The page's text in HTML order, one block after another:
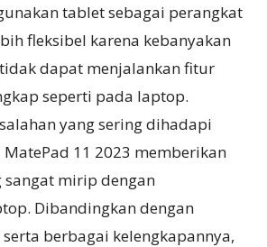
tablet sebagai perangkat
fleksibel karena kebanyakan
dapat menjalankan fitur
seperti pada laptop.
yang sering dihadapi
MatePad 11 2023 memberikan
sangat mirip dengan
Dibandingkan dengan
berbagai kelengkapannya,